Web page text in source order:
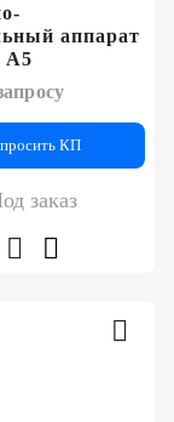
аппарат
A5
КП
заказ